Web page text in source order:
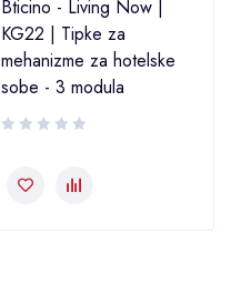
Bticino - Living Now |
KG22 | Tipke za
mehanizme za hotelske
sobe - 3 modula